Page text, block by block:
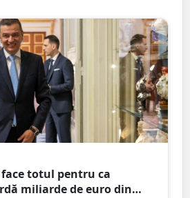
face totul pentru ca
miliarde de euro din